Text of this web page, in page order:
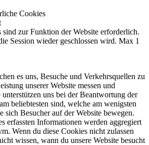
Cookies
sind zur Funktion der Website erforderlich.
Session wieder geschlossen wird. Max 1
es uns, Besuche und Verkehrsquellen zu
unserer Website messen und
unterstützen uns bei der Beantwortung der
beliebtesten sind, welche am wenigsten
sich Besucher auf der Website bewegen.
erfassten Informationen werden aggregiert
Wenn du diese Cookies nicht zulassen
wissen, wann du unsere Website besucht